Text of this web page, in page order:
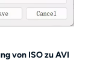
von ISO zu AVI